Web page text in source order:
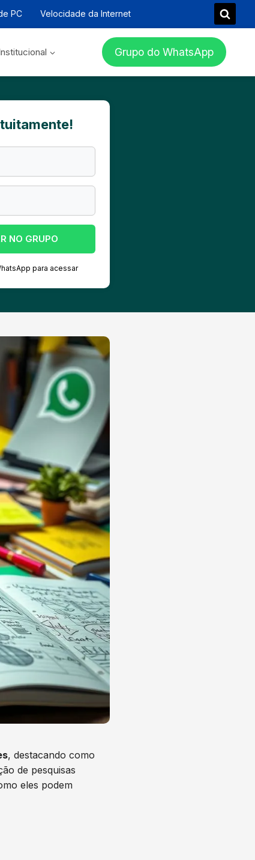
PC Velocidade da Internet
Grupo do WhatsApp
NO GRUPO
para acessar
, destacando como
de pesquisas
eles podem